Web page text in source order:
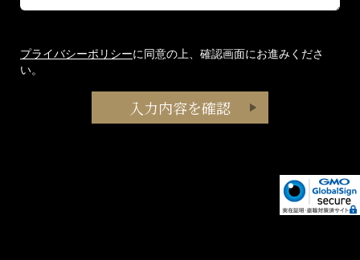
プライバシーポリシーに同意の上、確認画面にお進みくださ
い。